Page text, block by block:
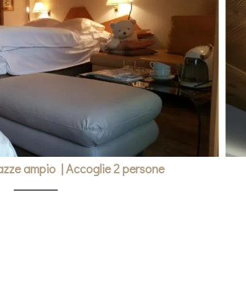
ampio |Accoglie 2 persone